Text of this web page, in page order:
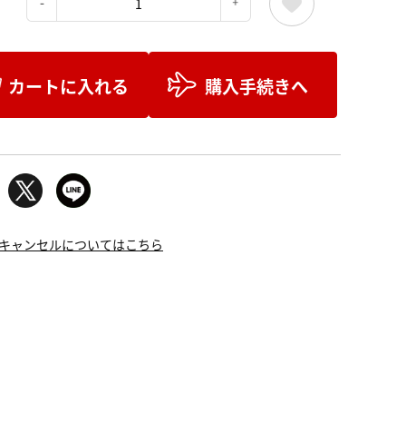
カートに入れる 購入手続きへ
ャンセルについてはこちら